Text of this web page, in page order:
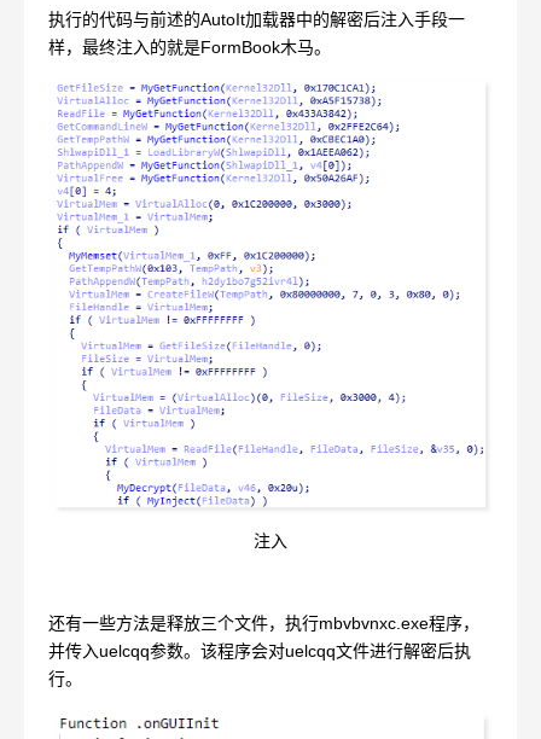
执行的代码与前述的AutoIt加载器中的解密后注入手段一
样，最终注入的就是FormBook木马。
注入
还有一些方法是释放三个文件，执行mbvbvnxc.exe程序，
并传入uelcqq参数。该程序会对uelcqq文件进行解密后执
行。